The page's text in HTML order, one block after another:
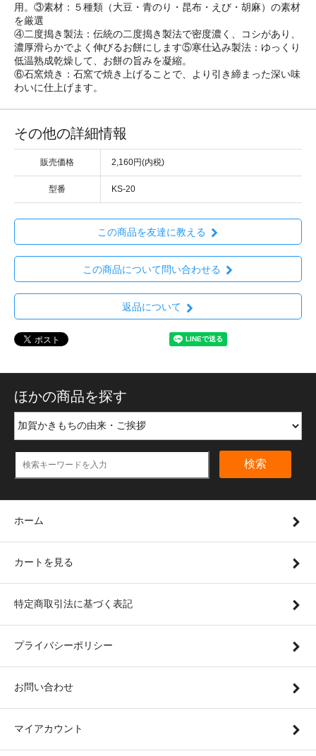
用。③素材：５種類（大豆・青のり・昆布・えび・胡麻）の素材
を厳選
④二度搗き製法：伝統の二度搗き製法で密度濃く、コシがあり、
濃厚滑らかでよく伸びるお餅にします⑤寒仕込み製法：ゆっくり
低温熟成乾燥して、お餅の旨みを凝縮。
⑥石窯焼き：石窯で焼き上げることで、より引き締まった深い味
わいに仕上げます。
その他の詳細情報
販売価格 2,160円(内税)
型番 KS-20
この商品を友達に教える
この商品について問い合わせる
返品について
ほかの商品を探す
検索
ホーム
カートを見る
特定商取引法に基づく表記
プライバシーポリシー
お問い合わせ
マイアカウント